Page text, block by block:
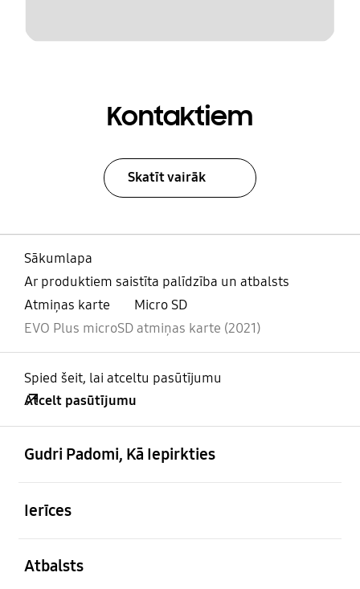
Kontaktiem
Skatīt vairāk
Sākumlapa
Ar produktiem saistīta palīdzība un atbalsts
Atmiņas karte
Micro SD
EVO Plus microSD atmiņas karte (2021)
Spied šeit, lai atceltu pasūtījumu
Atcelt pasūtījumu
Gudri Padomi, Kā Iepirkties
Ierīces
Atbalsts